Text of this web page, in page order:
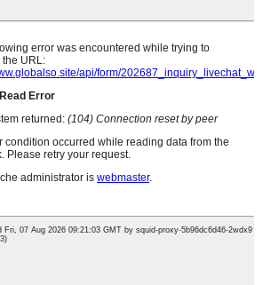
gennemgang af
til elektriske kørestole:
og
for stel af
og stål
25-09-11
på en elektrisk kørestol er en
der påvirker dens vægt, holdbarhed
I øjeblikket omfatter
materialer på markedet kulfiber,
og stålstel, hver med unikke
og anvendelsesområder.